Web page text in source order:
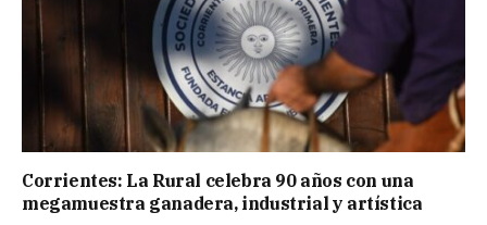
Corrientes: La Rural celebra 90 años con una
megamuestra ganadera, industrial y artística